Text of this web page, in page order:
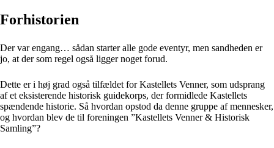
Forhistorien
Der var engang… sådan starter alle gode eventyr, men sandheden er
jo, at der som regel også ligger noget forud.
Dette er i høj grad også tilfældet for Kastellets Venner, som udsprang
af et eksisterende historisk guidekorps, der formidlede Kastellets
spændende historie. Så hvordan opstod da denne gruppe af mennesker,
og hvordan blev de til foreningen ”Kastellets Venner & Historisk
Samling”?